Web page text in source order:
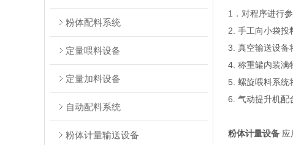
粉体配料系统
定量喂料设备
定量加料设备
自动配料系统
粉体计量输送设备
1．对程序进行参
2. 手工向小袋投
3. 真空输送设备
4. 称重罐内装满
5. 螺旋喂料系统
6. 气动提升机配
粉体计量设备 应